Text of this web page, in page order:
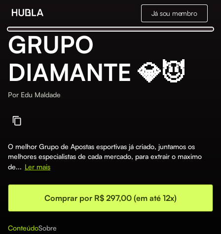
Já sou membro
GRUPO
DIAMANTE 💎😈
Por Edu Maldade
O melhor Grupo de Apostas esportivas já criado, juntamos os
melhores especialistas de cada mercado, para extrair o maximo
de... Ler mais
Comprar por R$ 297,00 (em até 12x)
ConteúdoSobre